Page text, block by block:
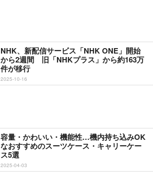
NHK、新配信サービス「NHK ONE」開始
から2週間 旧「NHKプラス」から約163万
件が移行
2025-10-16
容量・かわいい・機能性…機内持ち込みOK
なおすすめのスーツケース・キャリーケー
ス5選
2025-04-03